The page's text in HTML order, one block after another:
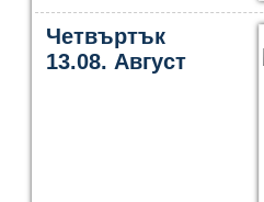
Четвъртък
13.08. Август